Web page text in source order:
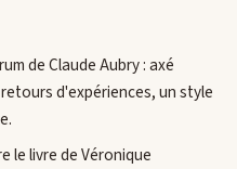
de Claude Aubry : axé
d'expériences, un style
le livre de Véronique